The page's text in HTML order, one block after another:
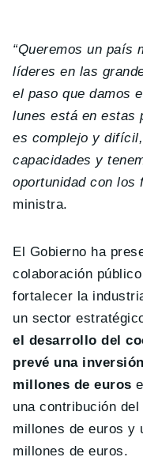
“Queremos un país
líderes en las
el paso que damos
lunes está en estas
es complejo y
capacidades y
oportunidad con los
ministra.
El Gobierno ha
colaboración
fortalecer la
un sector
el desarrollo del
prevé una
millones de euros
una contribución
millones de euros y
millones de euros.